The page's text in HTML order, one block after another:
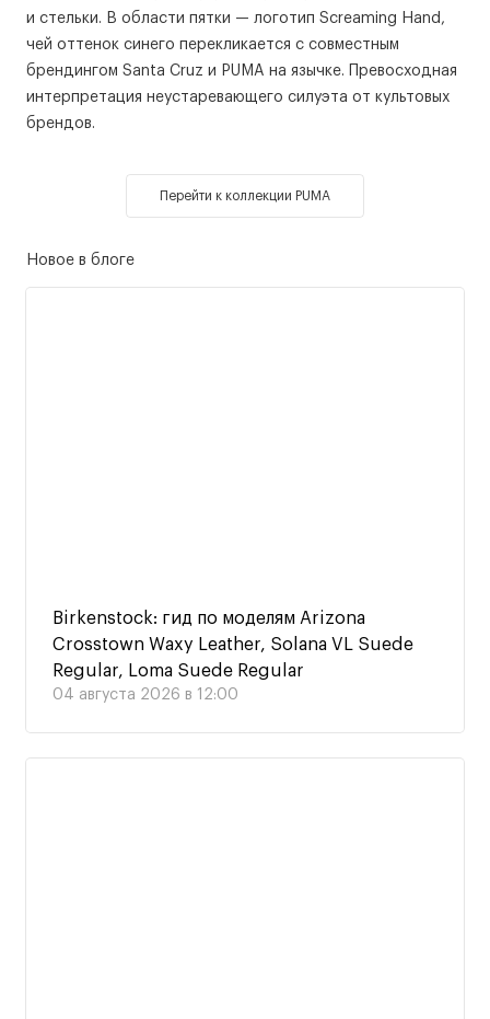
и стельки. В области пятки — логотип Screaming Hand,
чей оттенок синего перекликается с совместным
брендингом Santa Cruz и PUMA на язычке. Превосходная
интерпретация неустаревающего силуэта от культовых
брендов.
Перейти к коллекции PUMA
Новое в блоге
Birkenstock: гид по моделям Arizona
Crosstown Waxy Leather, Solana VL Suede
Regular, Loma Suede Regular
04 августа 2026 в 12:00